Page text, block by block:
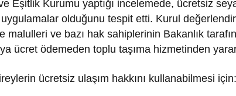
Eşitlik Kurumu yaptığı incelemede, ücretsiz
uygulamalar olduğunu tespit etti. Kurul
malulleri ve bazı hak sahiplerinin Bakanlık
ücret ödemeden toplu taşıma hizmetinden
ücretsiz ulaşım hakkını kullanabilmesi için:
Spor
Yönetim ve Mali Süreçte